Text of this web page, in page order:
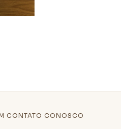
CONTATO CONOSCO